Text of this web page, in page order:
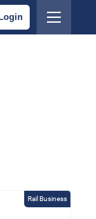
Login
Rail Business